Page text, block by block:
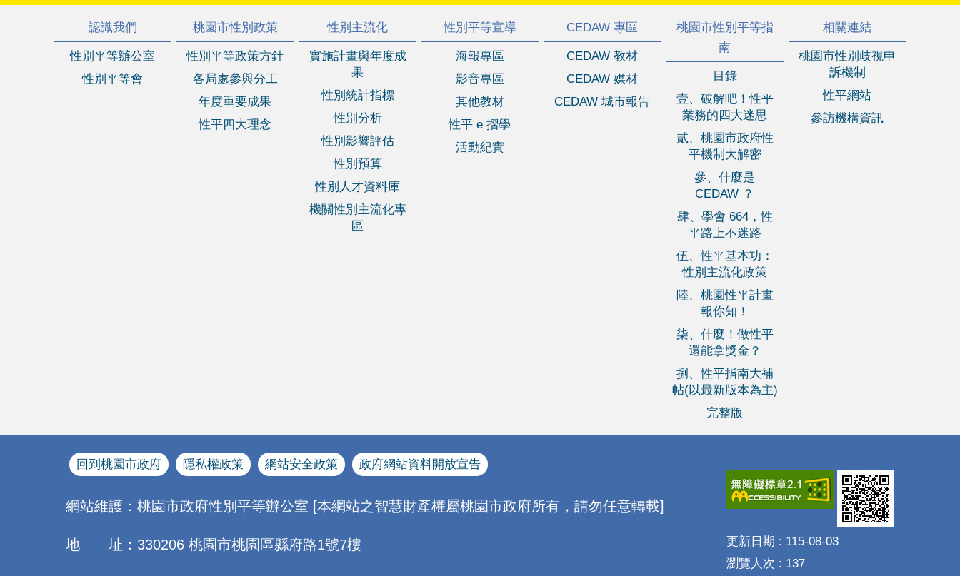
認識我們
性別平等辦公室
性別平等會
桃園市性別政策
性別平等政策方針
各局處參與分工
年度重要成果
性平四大理念
性別主流化
實施計畫與年度成
果
性別統計指標
性別分析
性別影響評估
性別預算
性別人才資料庫
機關性別主流化專
區
性別平等宣導
海報專區
影音專區
其他教材
性平 e 摺學
活動紀實
CEDAW 專區
CEDAW 教材
CEDAW 媒材
CEDAW 城市報告
桃園市性別平等指
南
目錄
壹、破解吧！性平
業務的四大迷思
貳、桃園市政府性
平機制大解密
參、什麼是
CEDAW ？
肆、學會 664，性
平路上不迷路
伍、性平基本功：
性別主流化政策
陸、桃園性平計畫
報你知！
柒、什麼！做性平
還能拿獎金？
捌、性平指南大補
帖(以最新版本為主)
完整版
相關連結
桃園市性別歧視申
訴機制
性平網站
參訪機構資訊
回到桃園市政府 隱私權政策 網站安全政策 政府網站資料開放宣告
網站維護：桃園市政府性別平等辦公室 [本網站之智慧財產權屬桃園市政府所有，請勿任意轉載]
地 址：330206 桃園市桃園區縣府路1號7樓 更新日期
115-08-03
瀏覽人次
137